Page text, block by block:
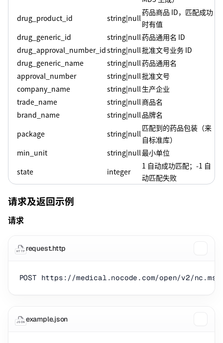
drug_product_id
string|null
药品商品 ID，匹配成功
时有值
drug_generic_id
string|null药品通用名 ID
drug_approval_number_idstring|null批准文号业务 ID
drug_generic_name
string|null药品通用名
approval_number
string|null批准文号
company_name
string|null 生产企业
trade_name
string|null商品名
brand_name
string|null 品牌名
package
string|null
匹配到的药品包装（来
自标准库）
min_unit
string|null最小单位
state
integer
1 自动成功匹配；-1 自
动匹配失败
请求及返回示例
请求
HTTP request.http
JSON example.json